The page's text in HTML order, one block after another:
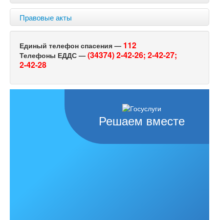
Правовые акты
Единый телефон спасения — 112
Телефоны ЕДДС — (34374) 2-42-26; 2-42-27;
2-42-28
Решаем вместе